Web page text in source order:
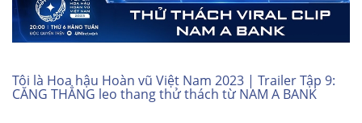
Tôi là Hoa hậu Hoàn vũ Việt Nam 2023 | Trailer Tập 9:
CĂNG THẲNG leo thang thử thách từ NAM A BANK